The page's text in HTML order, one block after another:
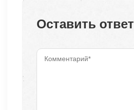
Оставить ответ